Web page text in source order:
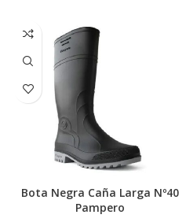
Bota Negra Caña Larga Nº40
Pampero